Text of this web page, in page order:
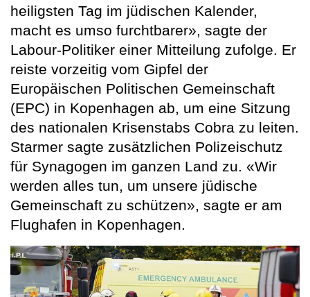
heiligsten Tag im jüdischen Kalender,
macht es umso furchtbarer», sagte der
Labour-Politiker einer Mitteilung zufolge. Er
reiste vorzeitig vom Gipfel der
Europäischen Politischen Gemeinschaft
(EPC) in Kopenhagen ab, um eine Sitzung
des nationalen Krisenstabs Cobra zu leiten.
Starmer sagte zusätzlichen Polizeischutz
für Synagogen im ganzen Land zu. «Wir
werden alles tun, um unsere jüdische
Gemeinschaft zu schützen», sagte er am
Flughafen in Kopenhagen.